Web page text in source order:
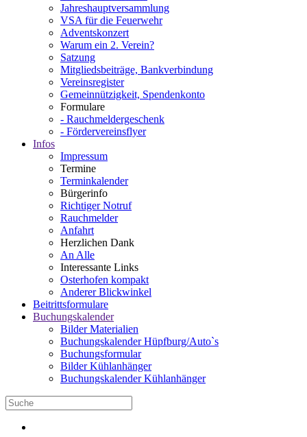
Jahreshauptversammlung
VSA für die Feuerwehr
Adventskonzert
Warum ein 2. Verein?
Satzung
Mitgliedsbeiträge, Bankverbindung
Vereinsregister
Gemeinnützigkeit, Spendenkonto
Formulare
- Rauchmeldergeschenk
- Fördervereinsflyer
Infos
Impressum
Termine
Terminkalender
Bürgerinfo
Richtiger Notruf
Rauchmelder
Anfahrt
Herzlichen Dank
An Alle
Interessante Links
Osterhofen kompakt
Anderer Blickwinkel
Beitrittsformulare
Buchungskalender
Bilder Materialien
Buchungskalender Hüpfburg/Auto`s
Buchungsformular
Bilder Kühlanhänger
Buchungskalender Kühlanhänger